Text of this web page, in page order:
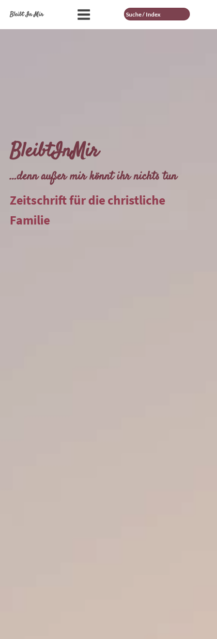
Bleibt In Mir Suche
BleibtInMir
...denn außer mir könnt ihr nichts tun
Zeitschrift für die christliche
Familie